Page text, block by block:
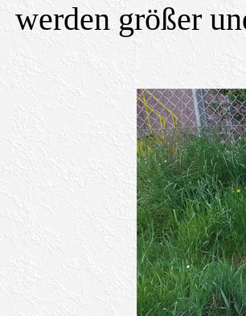
werden größer